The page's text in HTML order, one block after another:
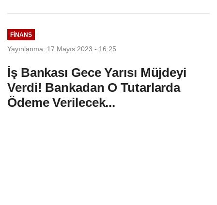
FINANS
Yayınlanma: 17 Mayıs 2023 - 16:25
İş Bankası Gece Yarısı Müjdeyi
Verdi! Bankadan O Tutarlarda
Ödeme Verilecek...